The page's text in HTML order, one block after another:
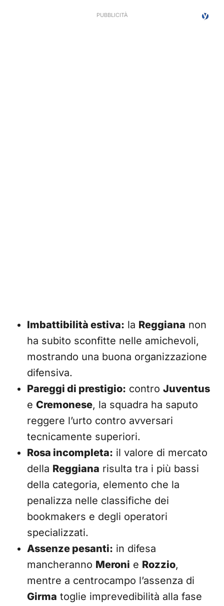
Imbattibilità estiva: la Reggiana non
ha subito sconfitte nelle amichevoli,
mostrando una buona organizzazione
difensiva.
Pareggi di prestigio: contro Juventus
e Cremonese, la squadra ha saputo
reggere l’urto contro avversari
tecnicamente superiori.
Rosa incompleta: il valore di mercato
della Reggiana risulta tra i più bassi
della categoria, elemento che la
penalizza nelle classifiche dei
bookmakers e degli operatori
specializzati.
Assenze pesanti: in difesa
mancheranno Meroni e Rozzio,
mentre a centrocampo l’assenza di
Girma toglie imprevedibilità alla fase